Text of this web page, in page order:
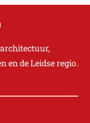
en de Leidse regio.